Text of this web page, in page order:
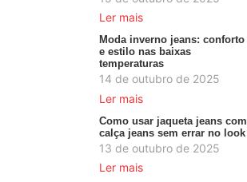
Ler mais
Moda inverno jeans: conforto
e estilo nas baixas
temperaturas
14 de outubro de 2025
Ler mais
Como usar jaqueta jeans com
calça jeans sem errar no look
13 de outubro de 2025
Ler mais